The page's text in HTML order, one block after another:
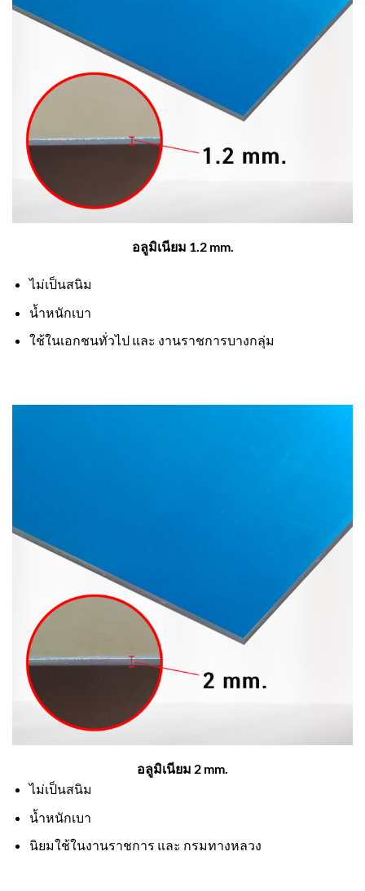
อลูมิเนียม 1.2 mm.
ไม่เป็นสนิม
น้ำหนักเบา
ใช้ในเอกชนทั่วไป และ งานราชการบางกลุ่ม
อลูมิเนียม 2 mm.
ไม่เป็นสนิม
น้ำหนักเบา
นิยมใช้ในงานราชการ และ กรมทางหลวง